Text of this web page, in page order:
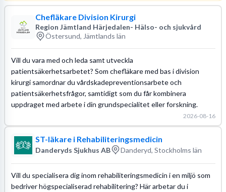
Chefläkare Division Kirurgi
Region Jämtland Härjedalen- Hälso- och sjukvård
Östersund, Jämtlands län
Vill du vara med och leda samt utveckla
patientsäkerhetsarbetet? Som chefläkare med bas i division
kirurgi samordnar du vårdskadepreventionsarbete och
patientsäkerhetsfrågor, samtidigt som du får kombinera
uppdraget med arbete i din grundspecialitet eller forskning.
2026-08-16
ST-läkare i Rehabiliteringsmedicin
Danderyds Sjukhus AB Danderyd, Stockholms län
Vill du specialisera dig inom rehabiliteringsmedicin i en miljö som
bedriver högspecialiserad rehabilitering? Här arbetar du i